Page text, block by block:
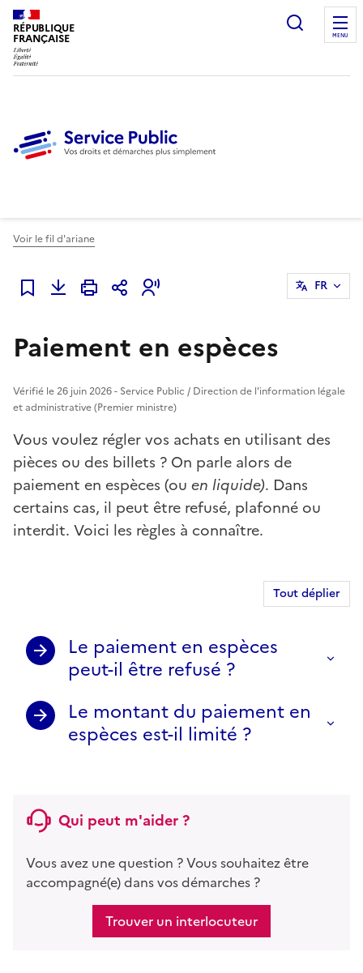
RÉPUBLIQUE
FRANÇAISE
Ouvrir
MENU
Voir le fil d'ariane
Ajouter à mes favoris
FR
Paiement en espèces
Vérifié le 26 juin 2026 - Service Public / Direction de l'information légale
et administrative (Premier ministre)
Vous voulez régler vos achats en utilisant des
pièces ou des billets ? On parle alors de
paiement en espèces (ou en liquide). Dans
certains cas, il peut être refusé, plafonné ou
interdit. Voici les règles à connaître.
Tout déplier
Le paiement en espèces
peut-il être refusé ?
Le montant du paiement en
espèces est-il limité ?
Qui peut m'aider ?
Vous avez une question ? Vous souhaitez être
accompagné(e) dans vos démarches ?
Trouver un interlocuteur